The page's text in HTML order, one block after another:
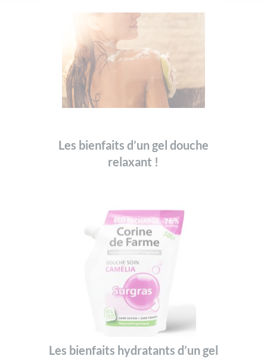
Les bienfaits d’un gel douche
relaxant !
Les bienfaits hydratants d’un gel